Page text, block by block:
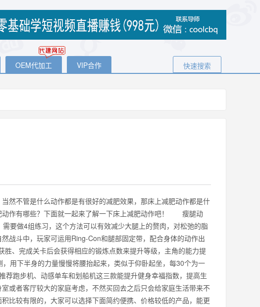
OEM代加工 VIP合作 快速搜索
然不管是什么动作都是有很好的减肥效果，那床上减肥动作都是什
动作有哪些？下面就一起来了解一下床上减肥动作吧！ 瘦腿动
做4组练习，这个方法可以有效减少大腿上的赘肉，对松弛的脂
中，玩家可运用Ring-Con和腿部固定带，配合身体的动作出
、完成关卡后会获得相应的锻炼点数来提升等级，主角的能力提
用下半身的力量慢慢将腰抬起来，类似于仰卧起坐，每30个为一
跑步机、动感单车和划船机这三款能提升健身幸福指数，提高生
或者客厅较大的家庭考虑，不然买回去之后只会给家庭生活带来不
比较有限的，大家可以选择下面简约便携、价格较低的产品，能更